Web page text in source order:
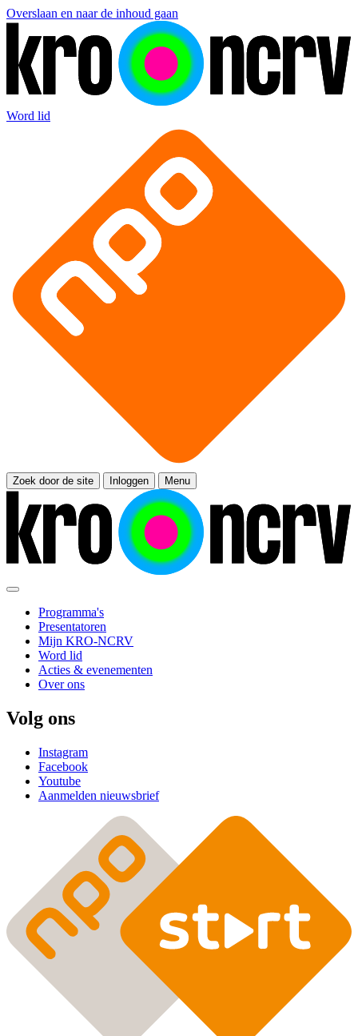
Overslaan en naar de inhoud gaan
Word lid
Zoek door de site Inloggen Menu
Programma's
Presentatoren
Mijn KRO-NCRV
Word lid
Acties & evenementen
Over ons
Volg ons
Instagram
Facebook
Youtube
Aanmelden nieuwsbrief